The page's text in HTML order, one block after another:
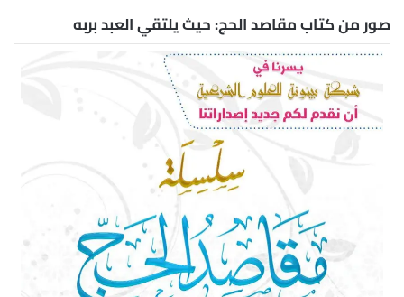
صور من كتاب مقاصد الحج: حيث يلتقي العبد بربه